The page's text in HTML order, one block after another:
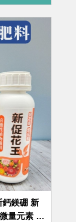
鈣鎂硼 新
量元素 草